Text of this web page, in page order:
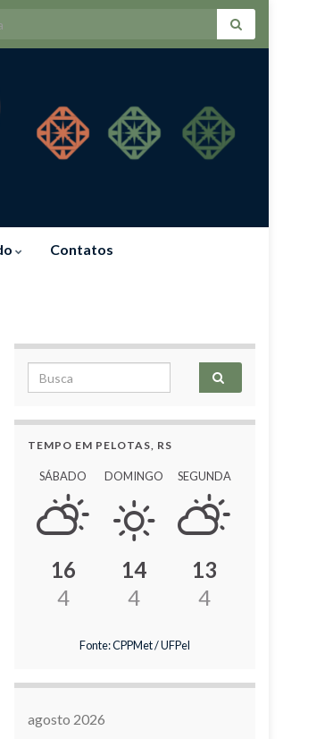
for:
Contatos
Search for:
TEMPO EM PELOTAS, RS
SÁBADO
16
4
DOMINGO
14
4
SEGUNDA
13
4
Fonte: CPPMet / UFPel
agosto 2026